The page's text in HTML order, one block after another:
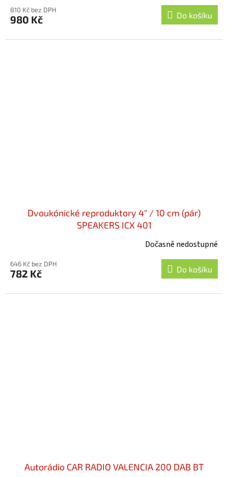
810 Kč bez DPH
980 Kč Do košíku
Dvoukónické reproduktory 4" / 10 cm (pár)
SPEAKERS ICX 401
Dočasně nedostupné
646 Kč bez DPH
782 Kč Do košíku
Autorádio CAR RADIO VALENCIA 200 DAB BT